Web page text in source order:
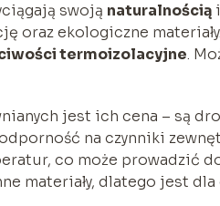
swoją naturalnością
oraz ekologiczne
termoizolacyjne.
jest ich cena – są
na czynniki
co może prowadzić
materiały, dlatego jest